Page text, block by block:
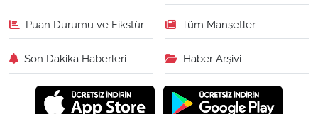
Puan Durumu ve Fikstür Tüm Manşetler
Son Dakika Haberleri Haber Arşivi